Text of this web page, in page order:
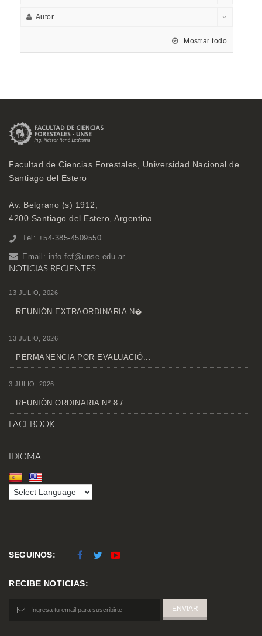
Autor
Mostrar todo
Facultad de Ciencias Forestales, Universidad Nacional de
Santiago del Estero
Av. Belgrano (s) 1912,
4200 Santiago del Estero, Argentina
Tel: +54-385-4509550
Email: info-fcf@unse.edu.ar
NOTICIAS RECIENTES
13 JULIO, 2026
REUNIÓN EXTRAORDINARIA N�...
13 JULIO, 2026
PERMANENCIA POR EVALUACIÓ...
3 JULIO, 2026
REUNIÓN ORDINARIA Nº 8 /...
FACEBOOK
IDIOMA
SEGUINOS:
RECIBE NOTICIAS: